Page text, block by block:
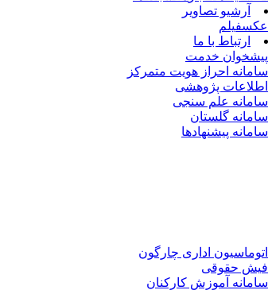
آرشیو تصاویر
عکسفیلم
ارتباط با ما
پیشخوان خدمت
سامانه احراز هویت متمرکز
اطلاعات پژوهشی
سامانه علم سنجی
سامانه گلستان
سامانه پیشنهادها
اتوماسیون اداری چارگون
فیش حقوقی
سامانه آموزش کارکنان